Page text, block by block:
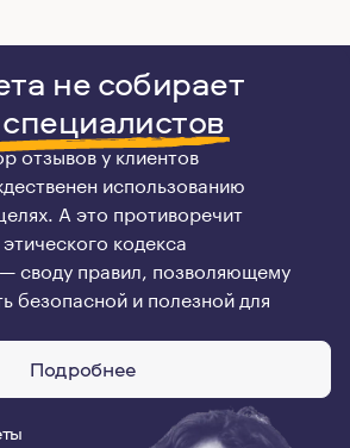
не собирает
отзывов у клиентов
использованию
А это противоречит
кодекса
своду правил, позволяющему
безопасной и полезной для
Подробнее